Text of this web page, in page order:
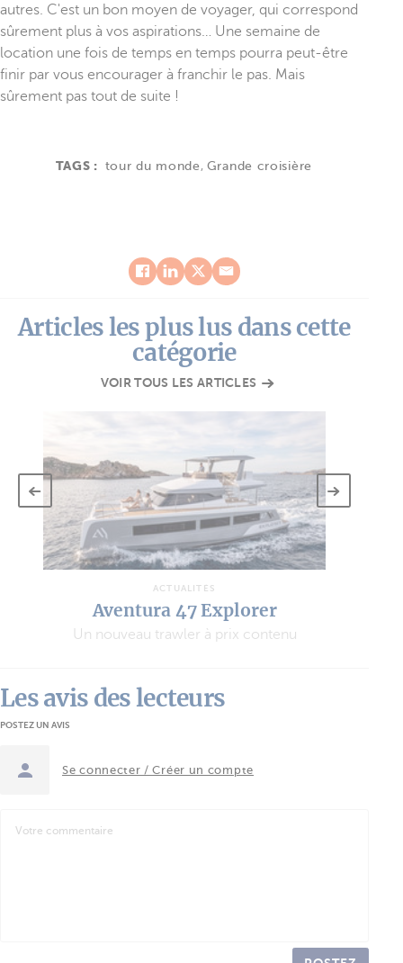
autres. C'est un bon moyen de voyager, qui correspond
sûrement plus à vos aspirations… Une semaine de
location une fois de temps en temps pourra peut-être
finir par vous encourager à franchir le pas. Mais
sûrement pas tout de suite !
TAGS : tour du monde , Grande croisière
Articles les plus lus dans cette
catégorie
VOIR TOUS LES ARTICLES
ACTUALITÉS
Aventura 47 Explorer
Un nouveau trawler à prix contenu
Les avis des lecteurs
POSTEZ UN AVIS
Se connecter / Créer un compte